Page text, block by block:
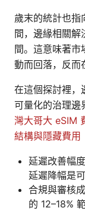
歲末的統計也
間，邊緣相關
間。這意味著
動而回落，反而
在這個探討裡，
可量化的治理邊
灣大哥大 eSIM
結構與隱藏費用
延遲改善幅
延遲降幅是
合規與審核
的 12–18% 範